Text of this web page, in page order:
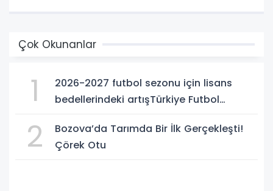
Çok Okunanlar
1
2026-2027 futbol sezonu için lisans
bedellerindeki artışTürkiye Futbol
2
Bozova’da Tarımda Bir İlk Gerçekleşti!
Çörek Otu